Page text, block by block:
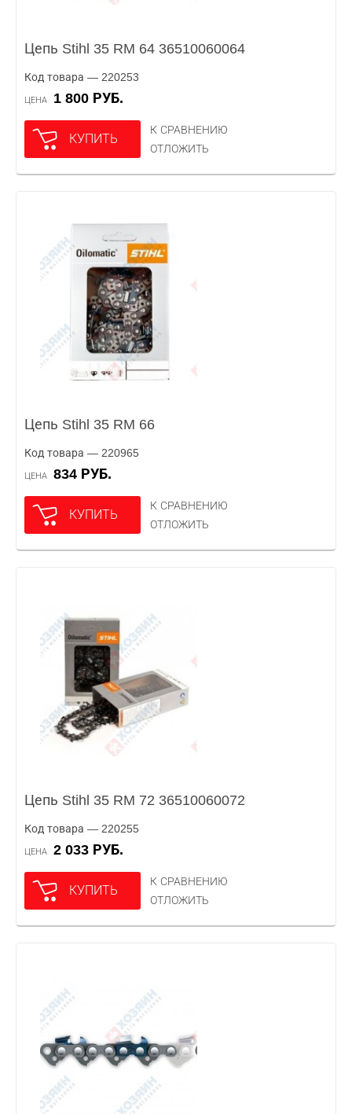
Цепь Stihl 35 RM 64 36510060064
Код товара — 220253
ЦЕНА 1 800 РУБ.
КУПИТЬ
К СРАВНЕНИЮ
ОТЛОЖИТЬ
Цепь Stihl 35 RM 66
Код товара — 220965
ЦЕНА 834 РУБ.
КУПИТЬ
К СРАВНЕНИЮ
ОТЛОЖИТЬ
Цепь Stihl 35 RM 72 36510060072
Код товара — 220255
ЦЕНА 2 033 РУБ.
КУПИТЬ
К СРАВНЕНИЮ
ОТЛОЖИТЬ